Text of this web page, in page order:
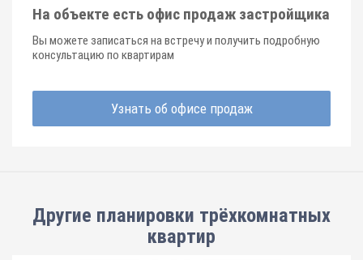
На объекте есть офис продаж застройщика
Вы можете записаться на встречу и получить подробную
консультацию по квартирам
Узнать об офисе продаж
Другие планировки трёхкомнатных
квартир